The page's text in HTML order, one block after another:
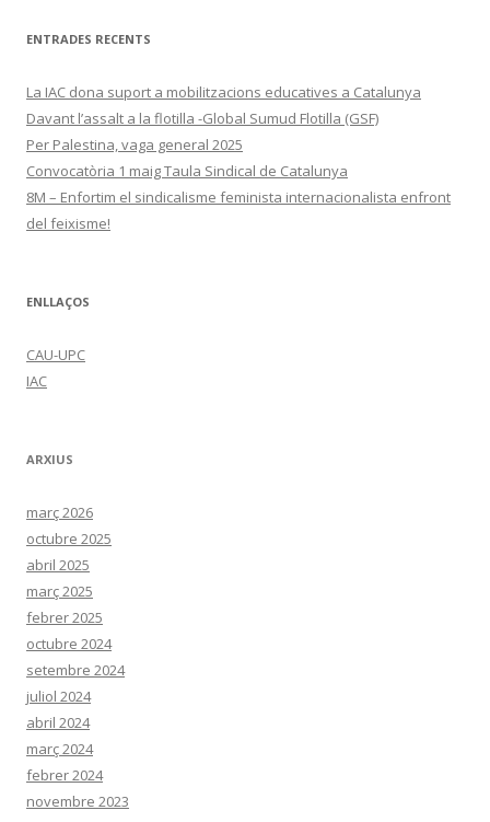
ENTRADES RECENTS
La IAC dona suport a mobilitzacions educatives a Catalunya
Davant l’assalt a la flotilla -Global Sumud Flotilla (GSF)
Per Palestina, vaga general 2025
Convocatòria 1 maig Taula Sindical de Catalunya
8M – Enfortim el sindicalisme feminista internacionalista enfront
del feixisme!
ENLLAÇOS
CAU-UPC
IAC
ARXIUS
març 2026
octubre 2025
abril 2025
març 2025
febrer 2025
octubre 2024
setembre 2024
juliol 2024
abril 2024
març 2024
febrer 2024
novembre 2023